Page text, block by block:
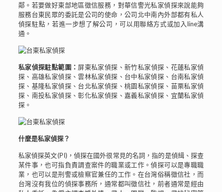
鄰。若要做好東部地區徵信服務，對華信警光私家偵探來說能夠
服務台東民眾的委託是公司的使命，公司北中南內外部都有私人
偵探駐點，若進一步想了解公司，可以用聯絡方式或加入line溝
通。
私家偵探駐點範圍： 屏東私家偵探、新竹私家偵探、花蓮私家偵
探、高雄私家偵探、雲林私家偵探、台中私家偵探、台南私家偵
探、基隆私家偵探、台北私家偵探、桃園私家偵探、苗栗私家偵
探、南投私家偵探、彰化私家偵探、嘉義私家偵探、宜蘭私家偵
探。
什麼是私家偵探？
私家偵探英文(PI)，偵探在國外很常見的名詞，指的是偵緝、探查
某件事，也可指負責調查案件的職業或工作。偵探可以是專職職
業，也可以是刑警或檢察官兼任的工作。在台灣俗稱徵信社，而
台灣沒有我位的偵探事務所，通常都叫徵信社，前者通常是經由